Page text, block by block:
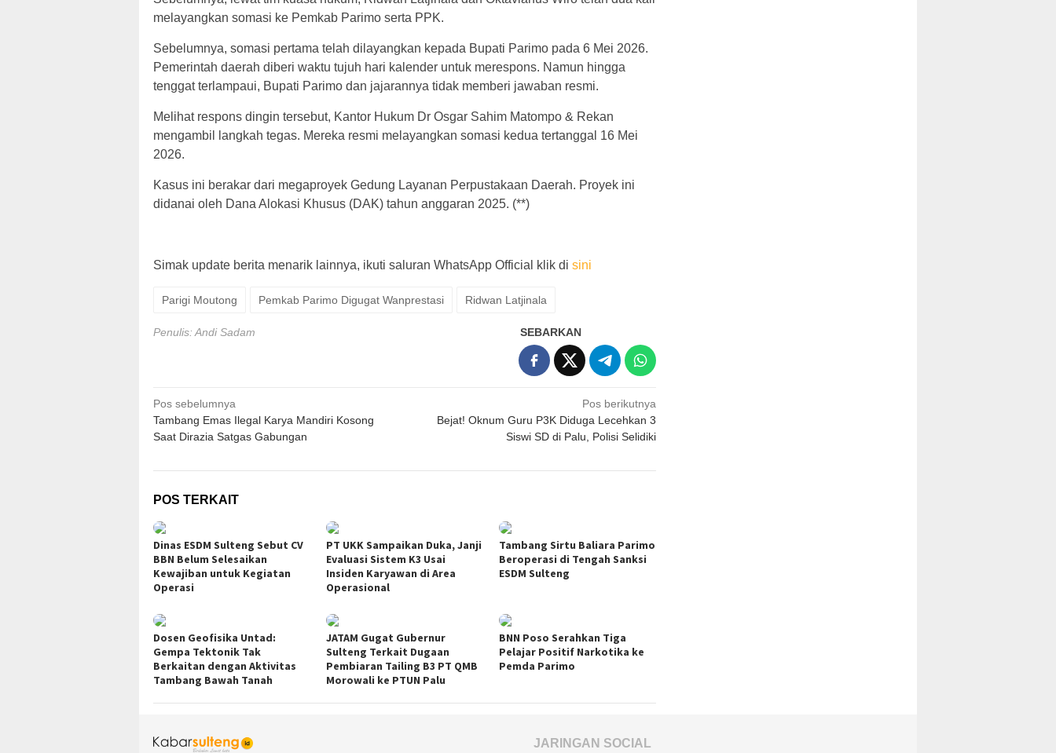
melayangkan somasi ke Pemkab Parimo serta PPK.
Sebelumnya, somasi pertama telah dilayangkan kepada Bupati Parimo pada 6 Mei 2026.
Pemerintah daerah diberi waktu tujuh hari kalender untuk merespons. Namun hingga
tenggat terlampaui, Bupati Parimo dan jajarannya tidak memberi jawaban resmi.
Melihat respons dingin tersebut, Kantor Hukum Dr Osgar Sahim Matompo & Rekan
mengambil langkah tegas. Mereka resmi melayangkan somasi kedua tertanggal 16 Mei
2026.
Kasus ini berakar dari megaproyek Gedung Layanan Perpustakaan Daerah. Proyek ini
didanai oleh Dana Alokasi Khusus (DAK) tahun anggaran 2025. (**)
Simak update berita menarik lainnya, ikuti saluran WhatsApp Official klik di sini
Parigi Moutong Pemkab Parimo Digugat Wanprestasi Ridwan Latjinala
Penulis: Andi Sadam SEBARKAN
Navigasi
pos
Pos sebelumnya
Tambang Emas Ilegal Karya Mandiri Kosong
Saat Dirazia Satgas Gabungan
Pos berikutnya
Bejat! Oknum Guru P3K Diduga Lecehkan 3
Siswi SD di Palu, Polisi Selidiki
POS TERKAIT
Dinas ESDM Sulteng Sebut CV
BBN Belum Selesaikan
Kewajiban untuk Kegiatan
Operasi
PT UKK Sampaikan Duka, Janji
Evaluasi Sistem K3 Usai
Insiden Karyawan di Area
Operasional
Tambang Sirtu Baliara Parimo
Beroperasi di Tengah Sanksi
ESDM Sulteng
Dosen Geofisika Untad:
Gempa Tektonik Tak
Berkaitan dengan Aktivitas
Tambang Bawah Tanah
JATAM Gugat Gubernur
Sulteng Terkait Dugaan
Pembiaran Tailing B3 PT QMB
Morowali ke PTUN Palu
BNN Poso Serahkan Tiga
Pelajar Positif Narkotika ke
Pemda Parimo
JARINGAN SOCIAL